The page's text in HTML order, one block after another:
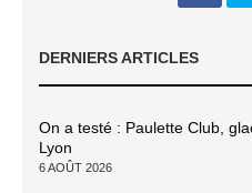
DERNIERS ARTICLES
On a testé : Paulette Club,
Lyon
6 AOÛT 2026